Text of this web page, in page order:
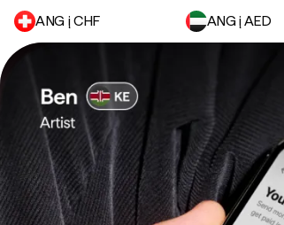
ANG į CHF ANG į AED